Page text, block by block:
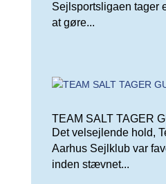
Sejlsportsligaen tager
at gøre...
TEAM SALT TAGER
Det velsejlende hold,
Aarhus Sejlklub var
inden stævnet...